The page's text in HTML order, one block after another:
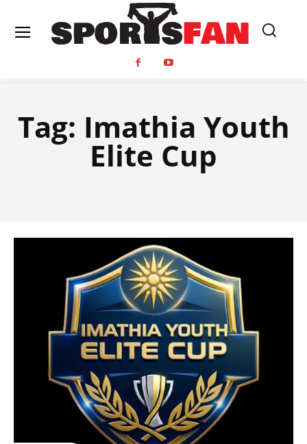
Tag: Imathia Youth
Elite Cup